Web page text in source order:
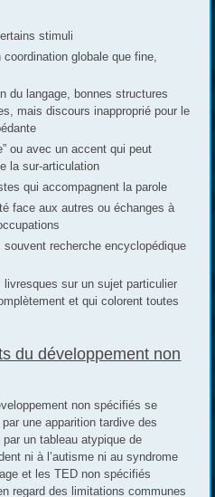
stimuli
globale que fine,
du langage, bonnes structures
mais discours inapproprié pour le
ou avec un accent qui peut
la sur-articulation
qui accompagnent la parole
face aux autres ou échanges à
recherche encyclopédique
livresques sur un sujet particulier
et qui colorent toutes
du développement non
non spécifiés se
une apparition tardive des
un tableau atypique de
ni à l’autisme ni au syndrome
et les TED non spécifiés
regard des limitations communes